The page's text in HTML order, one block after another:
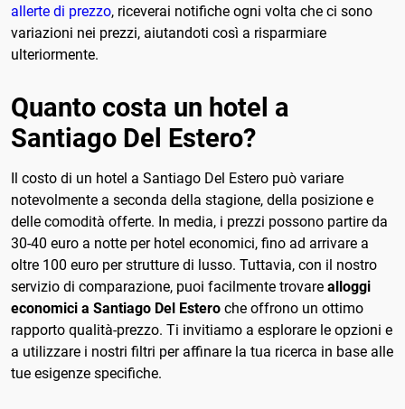
allerte di prezzo, riceverai notifiche ogni volta che ci sono
variazioni nei prezzi, aiutandoti così a risparmiare
ulteriormente.
Quanto costa un hotel a
Santiago Del Estero?
Il costo di un hotel a Santiago Del Estero può variare
notevolmente a seconda della stagione, della posizione e
delle comodità offerte. In media, i prezzi possono partire da
30-40 euro a notte per hotel economici, fino ad arrivare a
oltre 100 euro per strutture di lusso. Tuttavia, con il nostro
servizio di comparazione, puoi facilmente trovare alloggi
economici a Santiago Del Estero che offrono un ottimo
rapporto qualità-prezzo. Ti invitiamo a esplorare le opzioni e
a utilizzare i nostri filtri per affinare la tua ricerca in base alle
tue esigenze specifiche.